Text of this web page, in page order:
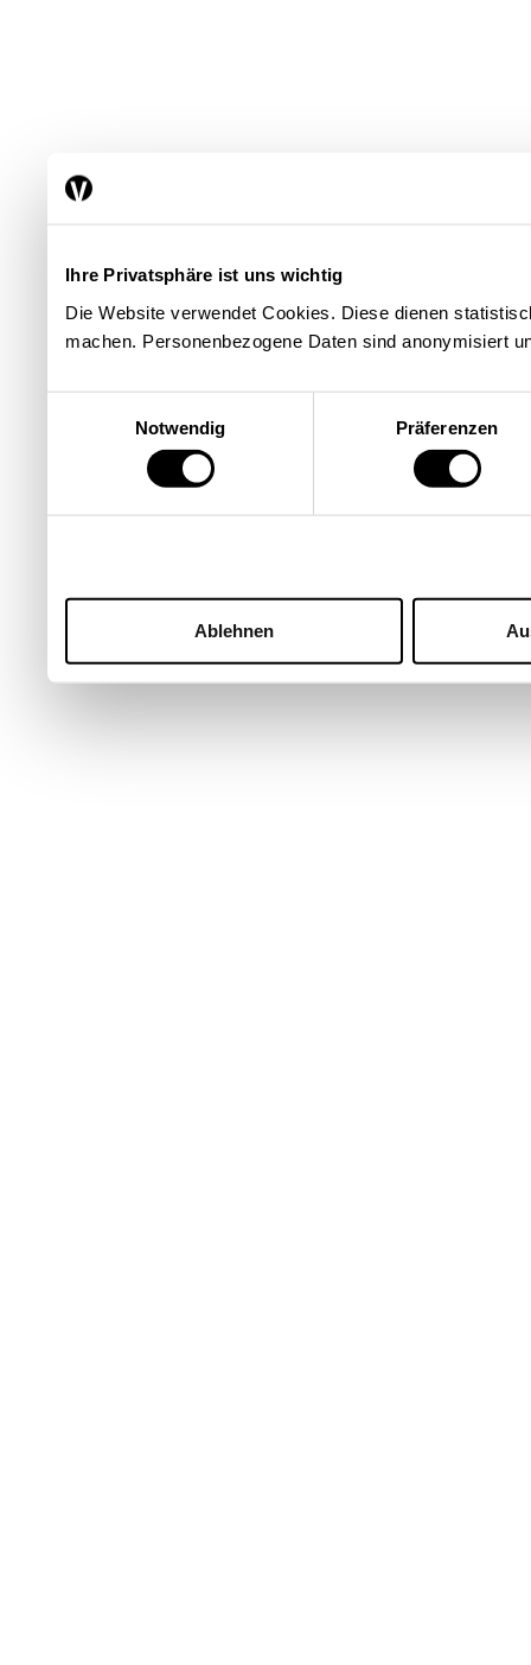
Ihre Privatsphäre ist uns wichtig
Die Website verwendet Cookies. Diese dienen
machen. Personenbezogene Daten sind anonymisiert
Notwendig
Präferenzen
Ablehnen